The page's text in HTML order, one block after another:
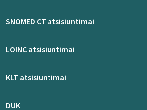
SNOMED CT atsisiuntimai
LOINC atsisiuntimai
KLT atsisiuntimai
DUK